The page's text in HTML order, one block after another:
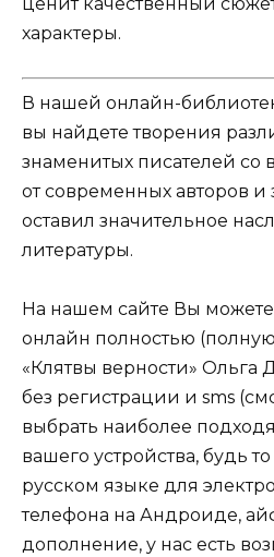
характеры.
В нашей онлайн-
вы найдете творения
знаменитых писателей со
от современных авторов и
оставил значительное
литературы.
На нашем сайте Вы можете
онлайн полностью
«Клятвы верности» Ольга
без регистрации и sms
выбрать наиболее
вашего устройства, будь
русском языке для
телефона на Андроиде,
дополнение, у нас есть